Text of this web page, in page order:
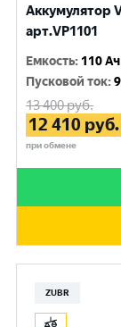
Аккумулятор
арт.VP1101
Емкость: 110 Ач
Пусковой ток:
13 400руб.
12 410 руб.
при обмене
ZUBR